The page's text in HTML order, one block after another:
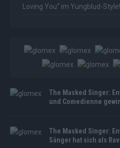
Loving You“ im Yungblud-Style!
The Masked Singer:
und Comedienne
The Masked Singer:
Sänger hat sich als